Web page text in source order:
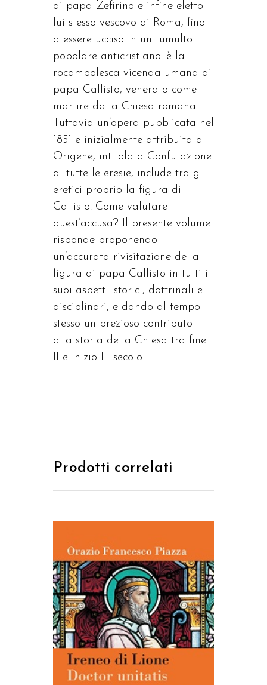
di papa Zefirino e infine eletto
lui stesso vescovo di Roma, fino
a essere ucciso in un tumulto
popolare anticristiano: è la
rocambolesca vicenda umana di
papa Callisto, venerato come
martire dalla Chiesa romana.
Tuttavia un’opera pubblicata nel
1851 e inizialmente attribuita a
Origene, intitolata Confutazione
di tutte le eresie, include tra gli
eretici proprio la figura di
Callisto. Come valutare
quest’accusa? Il presente volume
risponde proponendo
un’accurata rivisitazione della
figura di papa Callisto in tutti i
suoi aspetti: storici, dottrinali e
disciplinari, e dando al tempo
stesso un prezioso contributo
alla storia della Chiesa tra fine
II e inizio III secolo.
Prodotti correlati
AGGIUNGI AL CARRELLO